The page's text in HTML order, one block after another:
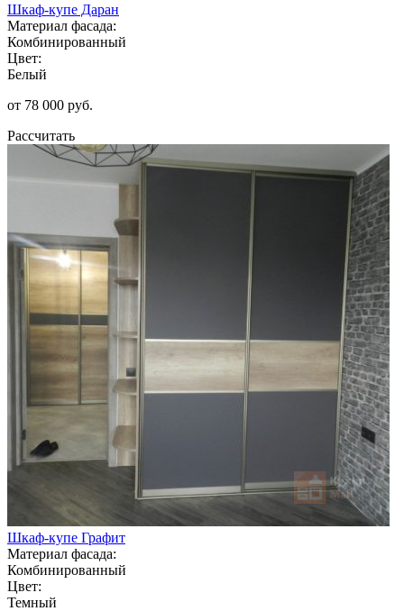
Шкаф-купе Даран
Материал фасада:
Комбинированный
Цвет:
Белый
от 78 000 руб.
Рассчитать
Шкаф-купе Графит
Материал фасада:
Комбинированный
Цвет:
Темный